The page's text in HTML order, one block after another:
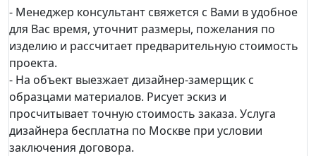
- Менеджер консультант свяжется с Вами в удобное
для Вас время, уточнит размеры, пожелания по
изделию и рассчитает предварительную стоимость
проекта.
- На объект выезжает дизайнер-замерщик с
образцами материалов. Рисует эскиз и
просчитывает точную стоимость заказа. Услуга
дизайнера бесплатна по Москве при условии
заключения договора.